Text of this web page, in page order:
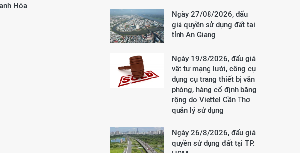
Hóa
Ngày 27/08/2026, đấu
giá quyền sử dụng đất tại
tỉnh An Giang
Ngày 19/8/2026, đấu giá
vật tư mạng lưới, công cụ
dụng cụ trang thiết bị văn
phòng, hàng cố định băng
rộng do Viettel Cần Thơ
quản lý sử dụng
Ngày 26/8/2026, đấu giá
quyền sử dụng đất tại TP.